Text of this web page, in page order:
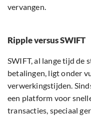
vervangen.
Ripple versus SWIFT
SWIFT, al lange tijd de
betalingen, ligt onder
verwerkingstijden.
een platform voor
transacties, speciaal